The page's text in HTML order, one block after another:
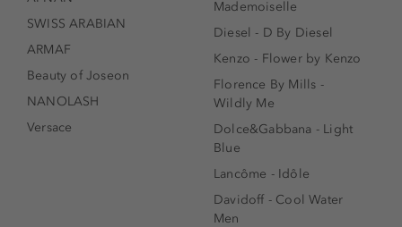
SWISS ARABIAN
ARMAF
Beauty of Joseon
NANOLASH
Versace
Mademoiselle
Diesel - D By Diesel
Kenzo - Flower by Kenzo
Florence By Mills -
Wildly Me
Dolce&Gabbana - Light
Blue
Lancôme - Idôle
Davidoff - Cool Water
Men